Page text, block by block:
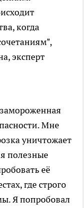
когда
эксперт
Мне
уничтожает
полезные
её
где строго
Я попробовал